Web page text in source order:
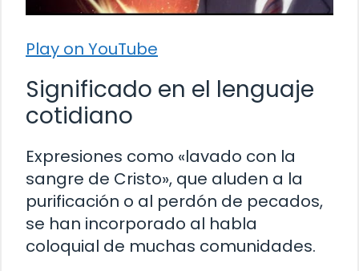
Play on YouTube
Significado en el lenguaje
cotidiano
Expresiones como «lavado con la
sangre de Cristo», que aluden a la
purificación o al perdón de pecados,
se han incorporado al habla
coloquial de muchas comunidades.